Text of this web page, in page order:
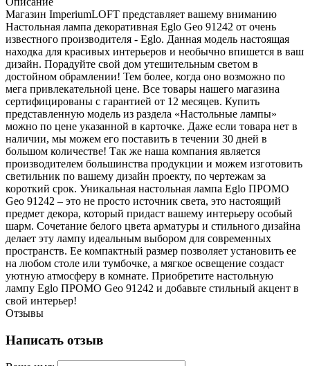
Магазин ImperiumLOFT представляет вашему вниманию
Настольная лампа декоративная Eglo Geo 91242 от очень
известного производителя - Eglo. Данная модель настоящая
находка для красивых интерьеров и необычно впишется в ваш
дизайн. Порадуйте свой дом утешительным светом в
достойном обрамлении! Тем более, когда оно возможно по
мега привлекательной цене. Все товары нашего магазина
сертифицированы с гарантией от 12 месяцев. Купить
представленную модель из раздела «Настольные лампы»
можно по цене указанной в карточке. Даже если товара нет в
наличии, мы можем его поставить в течении 30 дней в
большом количестве! Так же наша компания является
производителем большинства продукции и можем изготовить
светильник по вашему дизайн проекту, по чертежам за
короткий срок. Уникальная настольная лампа Eglo ПРОМО
Geo 91242 – это не просто источник света, это настоящий
предмет декора, который придаст вашему интерьеру особый
шарм. Сочетание белого цвета арматуры и стильного дизайна
делает эту лампу идеальным выбором для современных
пространств. Ее компактный размер позволяет установить ее
на любом столе или тумбочке, а мягкое освещение создаст
уютную атмосферу в комнате. Приобретите настольную
лампу Eglo ПРОМО Geo 91242 и добавьте стильный акцент в
свой интерьер!
Отзывы
Написать отзыв